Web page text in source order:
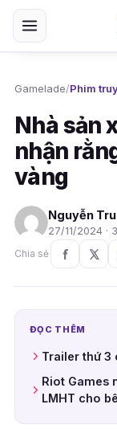
Gamelade/Phim
Nhà sản
nhận
vàng
Nguyễn
27/11/2024 ·
Chia sẻ
ĐỌC THÊM
Trailer thứ 3
Riot Games
LMHT cho